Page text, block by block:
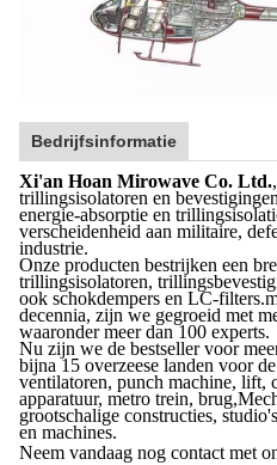
Bedrijfsinformatie
Xi'an Hoan Mirowave Co. Ltd.
trillingsisolatoren en
energie-absorptie en
verscheidenheid aan militaire,
industrie.
Onze producten bestrijken een
trillingsisolatoren,
ook schokdempers en LC-
decennia, zijn we gegroeid met
waaronder meer dan 100 experts.
Nu zijn we de bestseller voor
bijna 15 overzeese landen voor
ventilatoren, punch machine, lift,
apparatuur, metro trein,
grootschalige constructies,
en machines.
Neem vandaag nog contact met